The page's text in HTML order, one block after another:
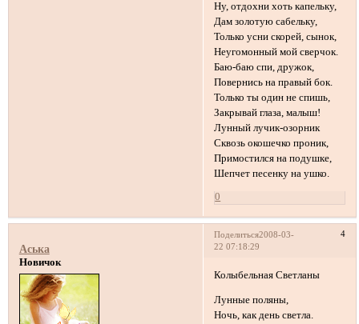
Ну, отдохни хоть капельку,
Дам золотую сабельку,
Только усни скорей, сынок,
Неугомонный мой сверчок.
Баю-баю спи, дружок,
Повернись на правый бок.
Только ты один не спишь,
Закрывай глаза, малыш!
Лунный лучик-озорник
Сквозь окошечко проник,
Примостился на подушке,
Шепчет песенку на ушко.
0
Поделиться 4
2008-03-
22 07:18:29
Аська
Новичок
Колыбельная Светланы
Лунные поляны,
Ночь, как день светла.